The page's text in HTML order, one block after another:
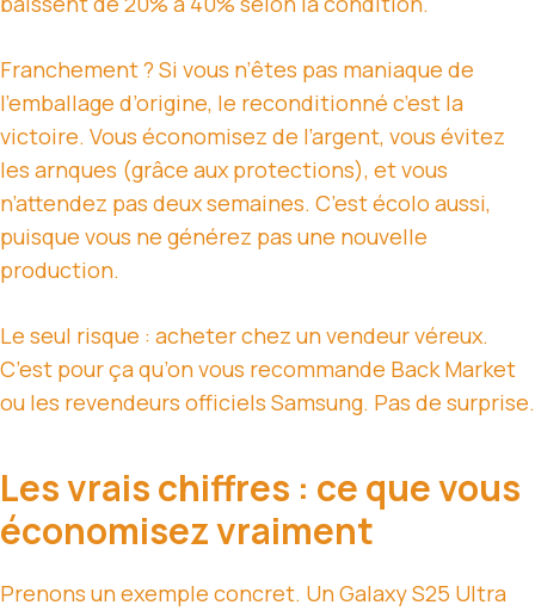
Franchement ? Si vous n’êtes pas maniaque de
l’emballage d’origine, le reconditionné c’est la
victoire. Vous économisez de l’argent, vous évitez
les arnques (grâce aux protections), et vous
n’attendez pas deux semaines. C’est écolo aussi,
puisque vous ne générez pas une nouvelle
production.
Le seul risque : acheter chez un vendeur véreux.
C’est pour ça qu’on vous recommande Back Market
ou les revendeurs officiels Samsung. Pas de surprise.
Les vrais chiffres : ce que vous
économisez vraiment
Prenons un exemple concret. Un Galaxy S25 Ultra